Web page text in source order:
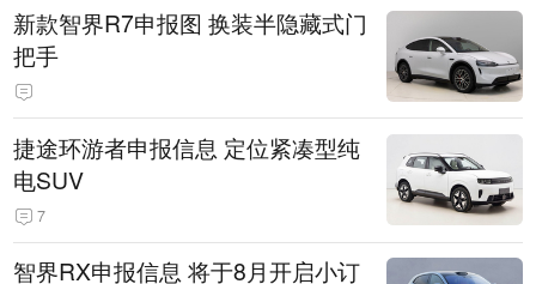
新款智界R7申报图 换装半隐藏式门
把手
捷途环游者申报信息 定位紧凑型纯
电SUV
7
智界RX申报信息 将于8月开启小订